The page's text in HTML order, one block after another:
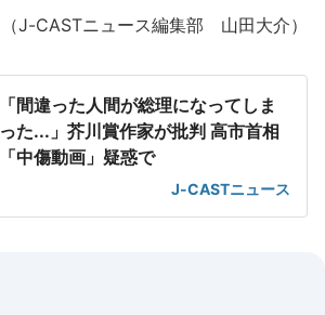
（J-CASTニュース編集部 山田大介）
「間違った人間が総理になってしま
った...」芥川賞作家が批判 高市首相
「中傷動画」疑惑で
J-CASTニュース